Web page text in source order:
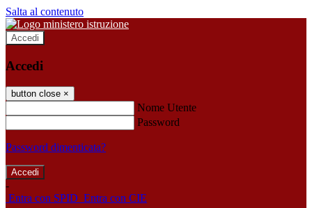
Salta al contenuto
Accedi
Accedi
button close ×
Nome Utente
Password
Password dimenticata?
-
Entra con SPID Entra con CIE